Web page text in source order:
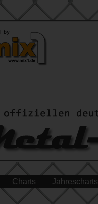
Charts Jahrescharts